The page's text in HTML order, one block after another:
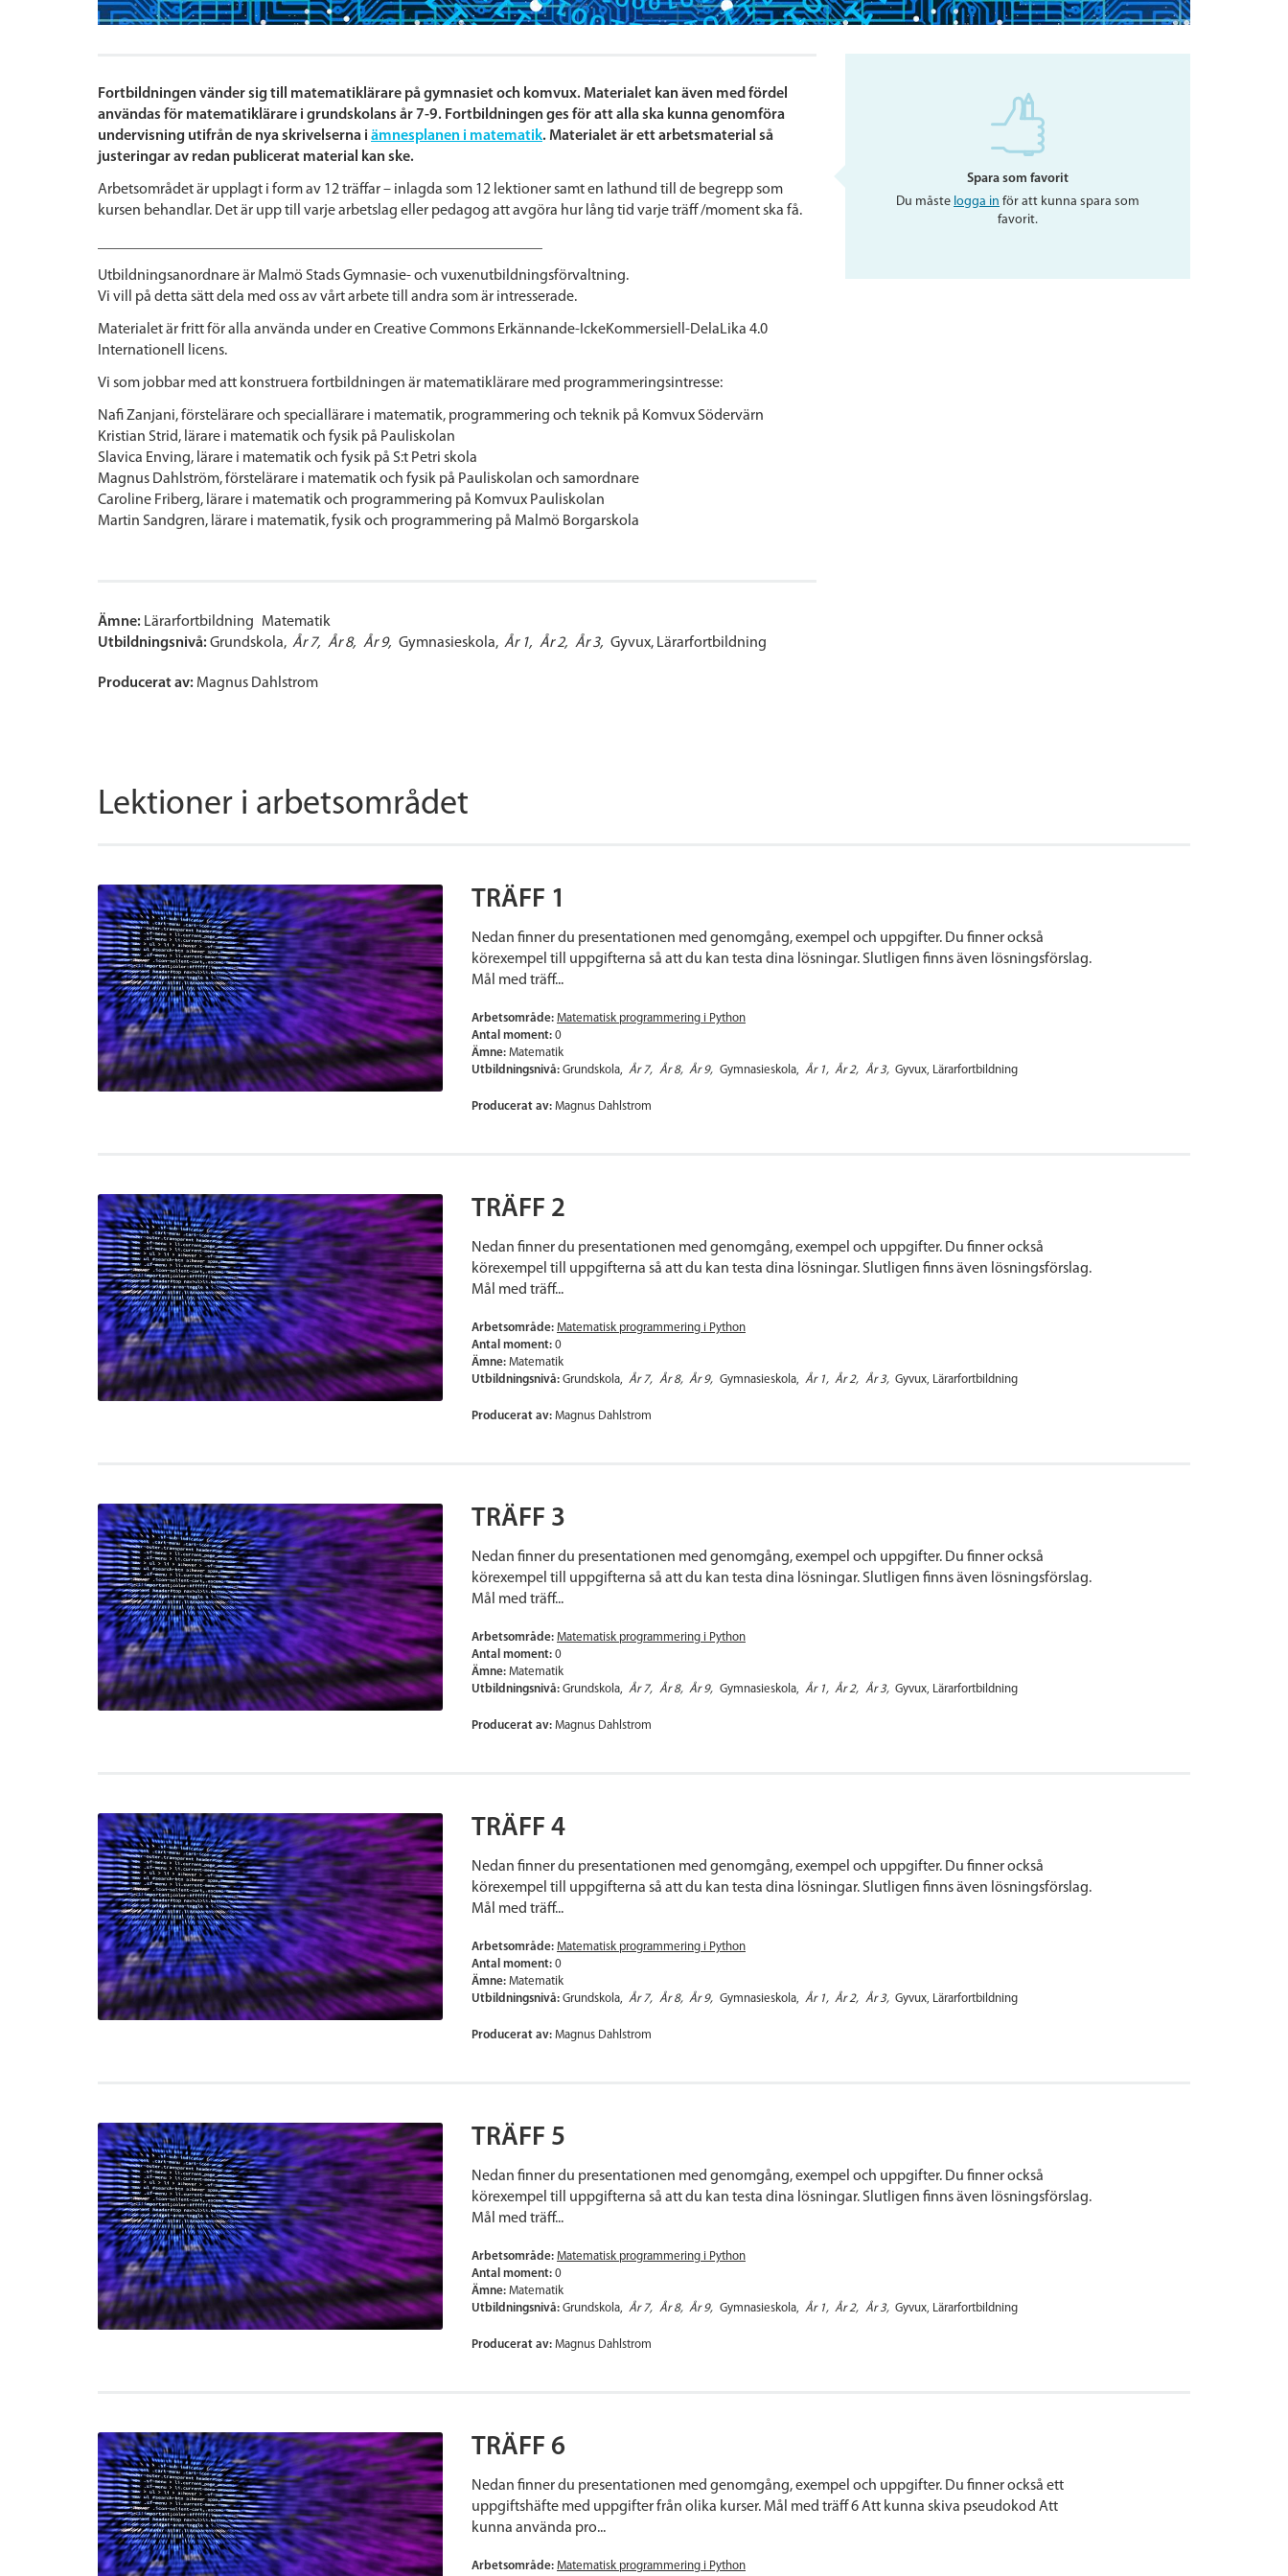
Fortbildningen vänder sig till matematiklärare på gymnasiet och komvux. Materialet kan även med fördel
användas för matematiklärare i grundskolans år 7-9. Fortbildningen ges för att alla ska kunna genomföra
undervisning utifrån de nya skrivelserna i ämnesplanen i matematik. Materialet är ett arbetsmaterial så
justeringar av redan publicerat material kan ske.
Arbetsområdet är upplagt i form av 12 träffar – inlagda som 12 lektioner samt en lathund till de begrepp som
kursen behandlar. Det är upp till varje arbetslag eller pedagog att avgöra hur lång tid varje träff /moment ska få.
Utbildningsanordnare är Malmö Stads Gymnasie- och vuxenutbildningsförvaltning.
Vi vill på detta sätt dela med oss av vårt arbete till andra som är intresserade.
Materialet är fritt för alla använda under en Creative Commons Erkännande-IckeKommersiell-DelaLika 4.0
Internationell licens.
Vi som jobbar med att konstruera fortbildningen är matematiklärare med programmeringsintresse:
Nafi Zanjani, förstelärare och speciallärare i matematik, programmering och teknik på Komvux Södervärn
Kristian Strid, lärare i matematik och fysik på Pauliskolan
Slavica Enving, lärare i matematik och fysik på S:t Petri skola
Magnus Dahlström, förstelärare i matematik och fysik på Pauliskolan och samordnare
Caroline Friberg, lärare i matematik och programmering på Komvux Pauliskolan
Martin Sandgren, lärare i matematik, fysik och programmering på Malmö Borgarskola
Ämne: Lärarfortbildning
Matematik
Utbildningsnivå: Grundskola År 7 År 8 År 9 Gymnasieskola År 1 År 2 År 3 Gyvux Lärarfortbildning
Producerat av: Magnus Dahlstrom
Spara som favorit
Du måste logga in för att kunna spara som
favorit.
Lektioner i arbetsområdet
TRÄFF 1
Nedan finner du presentationen med genomgång, exempel och uppgifter. Du finner också
körexempel till uppgifterna så att du kan testa dina lösningar. Slutligen finns även lösningsförslag.
Mål med träff...
Arbetsområde: Matematisk programmering i Python
Antal moment: 0
Ämne: Matematik
Utbildningsnivå: Grundskola År 7 År 8 År 9 Gymnasieskola År 1 År 2 År 3 Gyvux Lärarfortbildning
Producerat av: Magnus Dahlstrom
TRÄFF 2
Nedan finner du presentationen med genomgång, exempel och uppgifter. Du finner också
körexempel till uppgifterna så att du kan testa dina lösningar. Slutligen finns även lösningsförslag.
Mål med träff...
Arbetsområde: Matematisk programmering i Python
Antal moment: 0
Ämne: Matematik
Utbildningsnivå: Grundskola År 7 År 8 År 9 Gymnasieskola År 1 År 2 År 3 Gyvux Lärarfortbildning
Producerat av: Magnus Dahlstrom
TRÄFF 3
Nedan finner du presentationen med genomgång, exempel och uppgifter. Du finner också
körexempel till uppgifterna så att du kan testa dina lösningar. Slutligen finns även lösningsförslag.
Mål med träff...
Arbetsområde: Matematisk programmering i Python
Antal moment: 0
Ämne: Matematik
Utbildningsnivå: Grundskola År 7 År 8 År 9 Gymnasieskola År 1 År 2 År 3 Gyvux Lärarfortbildning
Producerat av: Magnus Dahlstrom
TRÄFF 4
Nedan finner du presentationen med genomgång, exempel och uppgifter. Du finner också
körexempel till uppgifterna så att du kan testa dina lösningar. Slutligen finns även lösningsförslag.
Mål med träff...
Arbetsområde: Matematisk programmering i Python
Antal moment: 0
Ämne: Matematik
Utbildningsnivå: Grundskola År 7 År 8 År 9 Gymnasieskola År 1 År 2 År 3 Gyvux Lärarfortbildning
Producerat av: Magnus Dahlstrom
TRÄFF 5
Nedan finner du presentationen med genomgång, exempel och uppgifter. Du finner också
körexempel till uppgifterna så att du kan testa dina lösningar. Slutligen finns även lösningsförslag.
Mål med träff...
Arbetsområde: Matematisk programmering i Python
Antal moment: 0
Ämne: Matematik
Utbildningsnivå: Grundskola År 7 År 8 År 9 Gymnasieskola År 1 År 2 År 3 Gyvux Lärarfortbildning
Producerat av: Magnus Dahlstrom
TRÄFF 6
Nedan finner du presentationen med genomgång, exempel och uppgifter. Du finner också ett
uppgiftshäfte med uppgifter från olika kurser. Mål med träff 6 Att kunna skiva pseudokod Att
kunna använda pro...
Arbetsområde: Matematisk programmering i Python